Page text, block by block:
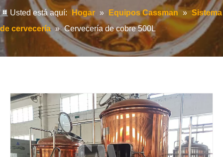
Usted está aquí: Hogar » Equipos Cassman » Sistema
de cervecería » Cervecería de cobre 500L